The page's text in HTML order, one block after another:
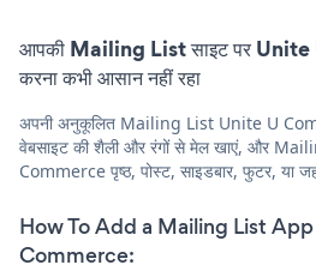
आपकी Mailing List साइट पर
करना कभी आसान नहीं रहा
अपनी अनुकूलित Mailing List Unite U
वेबसाइट की शैली और रंगों से मेल खाएं, और
Commerce पृष्ठ, पोस्ट, साइडबार, फुटर, या
How To Add a Mailing List
Commerce: